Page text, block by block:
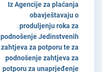
Iz Agencije za plaćanja
obavještavaju o
produljenju roka za
podnošenje Jedinstvenih
zahtjeva za potporu te za
podnošenje zahtjeva za
potporu za unaprjeđenje